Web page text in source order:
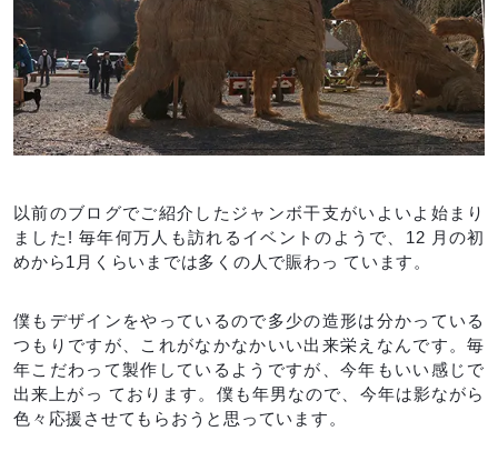
以前のブログでご紹介したジャンボ干支がいよいよ始まり
ました! 毎年何万人も訪れるイベントのようで、12 月の初
めから1月くらいまでは多くの人で賑わっ ています。
僕もデザインをやっているので多少の造形は分かっている
つもりですが、これがなかなかいい出来栄えなんです。毎
年こだわって製作しているようですが、今年もいい感じで
出来上がっ ております。僕も年男なので、今年は影ながら
色々応援させてもらおうと思っています。